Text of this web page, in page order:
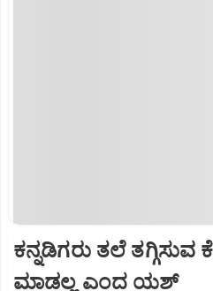
ಕನ್ನಡಿಗರು ತಲೆ
ಮಾಡಲ್ಲ ಎಂದ ಯಶ್